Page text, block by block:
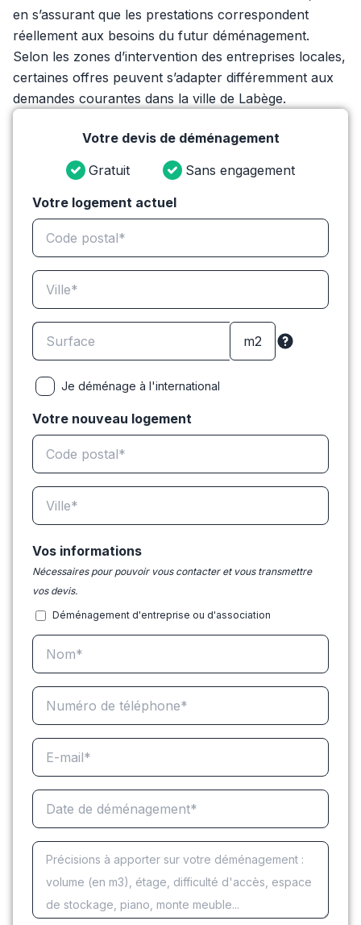
en s’assurant que les prestations correspondent
réellement aux besoins du futur déménagement.
Selon les zones d’intervention des entreprises locales,
certaines offres peuvent s’adapter différemment aux
demandes courantes dans la ville de Labège.
Votre devis de déménagement
Gratuit
Sans engagement
Votre logement actuel
Je déménage à l'international
Votre nouveau logement
Vos informations
Nécessaires pour pouvoir vous contacter et vous transmettre
vos devis.
Déménagement d'entreprise ou d'association